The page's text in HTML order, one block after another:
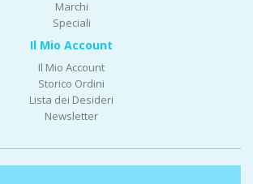
Marchi
Speciali
Il Mio Account
Il Mio Account
Storico Ordini
Lista dei Desideri
Newsletter